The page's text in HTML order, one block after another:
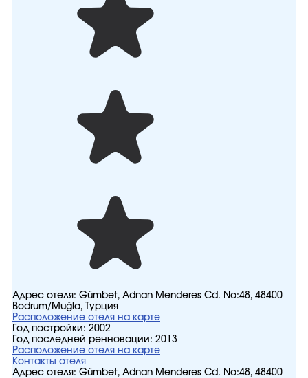
Адрес отеля: Gümbet, Adnan Menderes Cd. No:48, 48400
Bodrum/Muğla, Турция
Расположение отеля на карте
Год постройки: 2002
Год последней ренновации: 2013
Расположение отеля на карте
Контакты отеля
Адрес отеля: Gümbet, Adnan Menderes Cd. No:48, 48400